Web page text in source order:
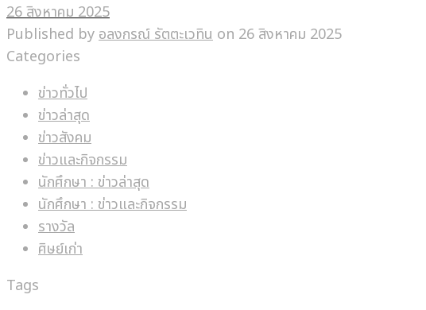
26 สิงหาคม 2025
Published byอลงกรณ์ รัตตะเวทิน on 26 สิงหาคม 2025
Categories
ข่าวทั่วไป
ข่าวล่าสุด
ข่าวสังคม
ข่าวและกิจกรรม
นักศึกษา : ข่าวล่าสุด
นักศึกษา : ข่าวและกิจกรรม
รางวัล
ศิษย์เก่า
Tags